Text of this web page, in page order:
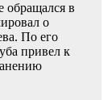
в
о
По его
привел к